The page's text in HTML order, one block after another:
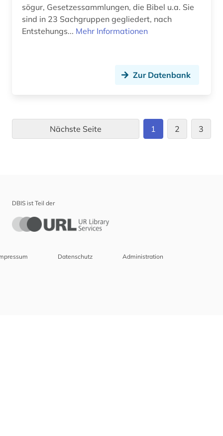
sögur, Gesetzessammlungen, die Bibel u.a. Sie
sind in 23 Sachgruppen gegliedert, nach
Entstehungs... Mehr Informationen
Zur Datenbank
Nächste Seite 1 2 3
DBIS ist Teil der
Datenschutz Administration